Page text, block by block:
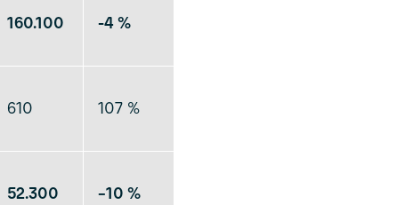
160.100 -4 %
610 107 %
52.300 –10 %